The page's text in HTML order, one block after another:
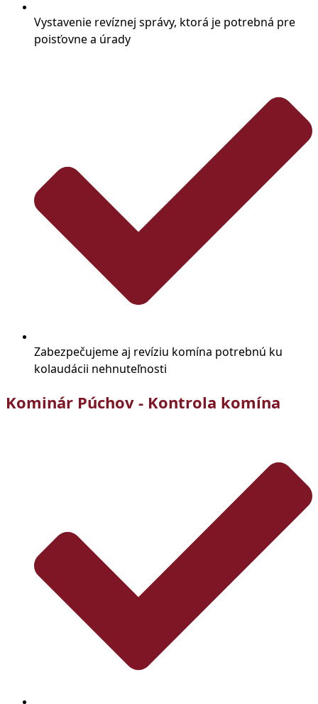
Vystavenie revíznej správy, ktorá je potrebná pre
poisťovne a úrady
Zabezpečujeme aj revíziu komína potrebnú ku
kolaudácii nehnuteľnosti
Kominár Púchov - Kontrola komína